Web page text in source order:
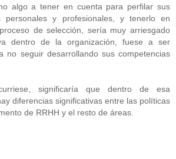
algo a tener en cuenta para perfilar sus
personales y profesionales, y tenerlo en
de selección, sería muy arriesgado
dentro de la organización, fuese a ser
no seguir desarrollando sus competencias
significaría que dentro de esa
diferencias significativas entre las políticas
de RRHH y el resto de áreas.